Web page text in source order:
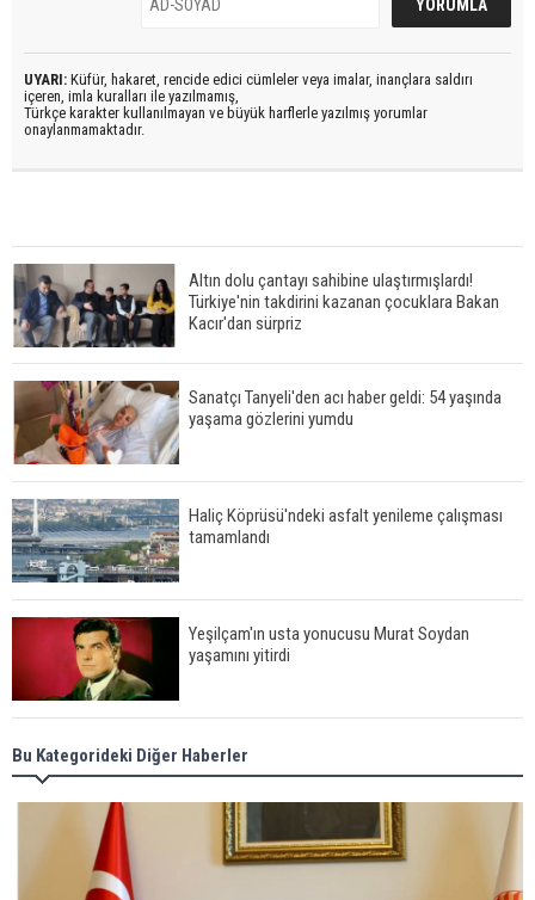
UYARI: Küfür, hakaret, rencide edici cümleler veya imalar, inançlara saldırı
içeren, imla kuralları ile yazılmamış,
Türkçe karakter kullanılmayan ve büyük harflerle yazılmış yorumlar
onaylanmamaktadır.
Altın dolu çantayı sahibine ulaştırmışlardı!
Türkiye'nin takdirini kazanan çocuklara Bakan
Kacır'dan sürpriz
Sanatçı Tanyeli'den acı haber geldi: 54 yaşında
yaşama gözlerini yumdu
Haliç Köprüsü'ndeki asfalt yenileme çalışması
tamamlandı
Yeşilçam'ın usta yonucusu Murat Soydan
yaşamını yitirdi
Meral Akşener ile Müsavat Dervişoğlu cenazede
görüntülendi
29 Mayıs okullar tatil mi?
Bu Kategorideki Diğer Haberler